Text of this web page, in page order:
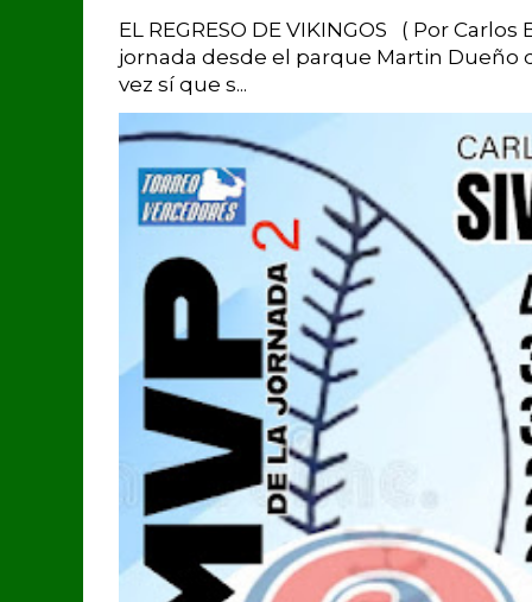
EL REGRESO DE VIKINGOS ( Por
jornada desde el parque Martin Dueño
vez sí que s...